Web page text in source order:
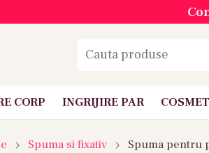
CORP INGRIJIRE PAR
Spuma si fixativ Spuma pentru